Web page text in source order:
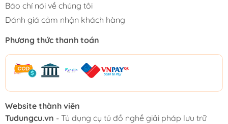
Báo chí nói về chúng tôi
Đánh giá cảm nhận khách hàng
Phương thức thanh toán
Website thành viên
Tudungcu.vn - Tủ dụng cụ tủ đồ nghề giải pháp lưu trữ